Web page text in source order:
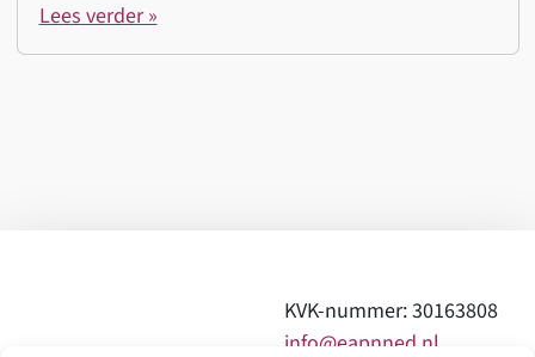
Lees verder »
KVK-nummer: 30163808
info@eapnned.nl